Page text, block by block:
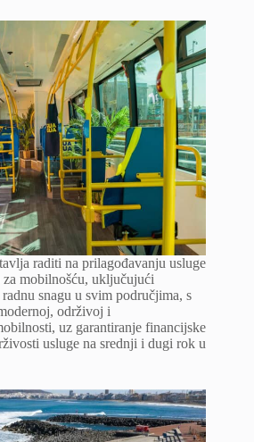
raditi na prilagođavanju usluge
za mobilnošću, uključujući
snagu u svim područjima, s
održivoj i
uz garantiranje financijske
usluge na srednji i dugi rok u